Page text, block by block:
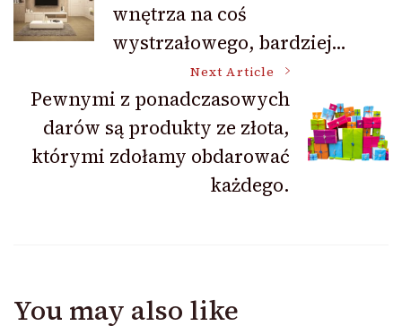
Navigation
wnętrza na coś
wystrzałowego, bardziej…
Next Article
Pewnymi z ponadczasowych
darów są produkty ze złota,
którymi zdołamy obdarować
każdego.
You may also like